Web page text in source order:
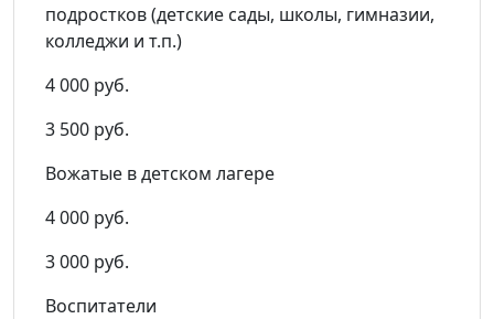
подростков (детские сады, школы, гимназии,
колледжи и т.п.)
4 000 руб.
3 500 руб.
Вожатые в детском лагере
4 000 руб.
3 000 руб.
Воспитатели